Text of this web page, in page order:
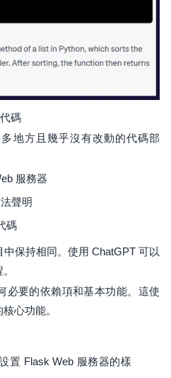
碼
地方且幾乎沒有改動的代碼部
服務器
聲明
碼
保持相同。使用 ChatGPT 可以
必要的依賴項和基本功能。這使
心功能。
置 Flask Web 服務器的樣